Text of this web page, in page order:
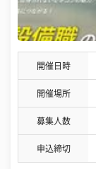
開催日時
開催場所
募集人数
申込締切